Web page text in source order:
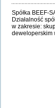
Spółka BEEF-
Działalność
w zakresie:
deweloperskim